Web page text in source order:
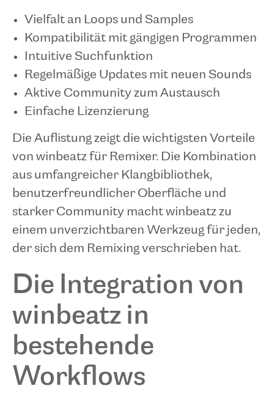
Vielfalt an Loops und Samples
Kompatibilität mit gängigen Programmen
Intuitive Suchfunktion
Regelmäßige Updates mit neuen Sounds
Aktive Community zum Austausch
Einfache Lizenzierung
Die Auflistung zeigt die wichtigsten Vorteile
von winbeatz für Remixer. Die Kombination
aus umfangreicher Klangbibliothek,
benutzerfreundlicher Oberfläche und
starker Community macht winbeatz zu
einem unverzichtbaren Werkzeug für jeden,
der sich dem Remixing verschrieben hat.
Die Integration von
winbeatz in
bestehende
Workflows